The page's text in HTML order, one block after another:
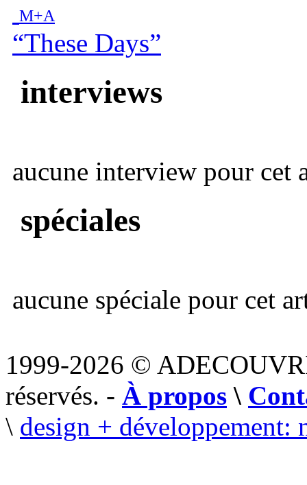
M+A
“These Days”
interviews
aucune interview pour cet
spéciales
aucune spéciale pour cet
1999-2026 ©
réservés. - À propos \
\ design + développement: